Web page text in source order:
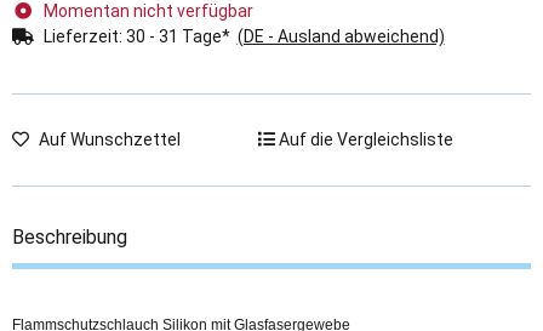
Momentan nicht verfügbar
Lieferzeit: 30 - 31 Tage* (DE - Ausland abweichend)
Auf Wunschzettel Auf die Vergleichsliste
Beschreibung
Flammschutzschlauch Silikon mit Glasfasergewebe